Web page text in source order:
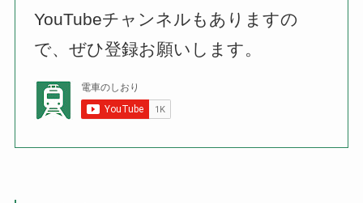
YouTubeチャンネルもありますの
で、ぜひ登録お願いします。